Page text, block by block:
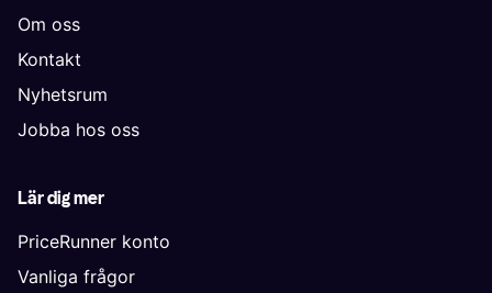
Om oss
Kontakt
Nyhetsrum
Jobba hos oss
Lär dig mer
PriceRunner konto
Vanliga frågor